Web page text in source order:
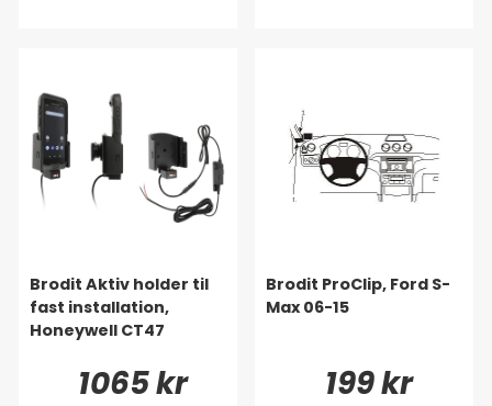
Brodit Aktiv holder til
fast installation,
Honeywell CT47
1065 kr
Brodit ProClip, Ford S-
Max 06-15
199 kr